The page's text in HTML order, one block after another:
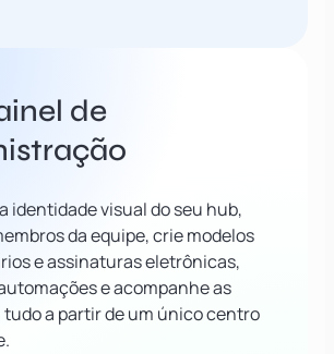
de
identidade visual do seu hub,
da equipe, crie modelos
e assinaturas eletrônicas,
e acompanhe as
a partir de um único centro